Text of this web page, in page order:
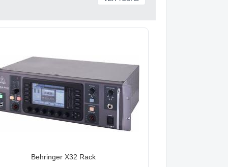
Behringer X32 Rack